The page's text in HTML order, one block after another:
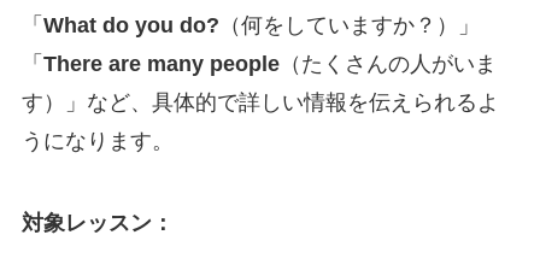
「 What do you do? （何をしていますか？）」
「 There are many people（たくさんの人がいま
す）」など、具体的で詳しい情報を伝えられるよ
うになります。
対象レッスン：